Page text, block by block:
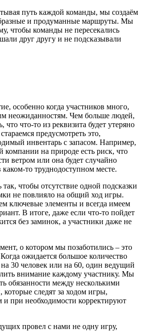
путь каждой команды, мы создаём
и продуманные маршруты. Мы
чтобы команды не пересекались
друг другу и не подсказывали
особенно когда участников много,
неожиданностям. Чем больше людей,
что что-то из реквизита будет утеряно
предусмотреть это,
инвентарь с запасом. Например,
компании на природе есть риск, что
ветром или она будет случайно
то труднодоступном месте.
так, чтобы отсутствие одной подсказки
не повлияло на общий ход игры.
ключевые элементы и всегда имеем
В итоге, даже если что-то пойдет
без заминок, а участники даже не
о котором мы позаботились – это
ожидается большое количество
30 человек или на 60, один ведущий
внимание каждому участнику. Мы
обязанности между несколькими
следят за ходом игры,
и при необходимости корректируют
провел с нами не одну игру,